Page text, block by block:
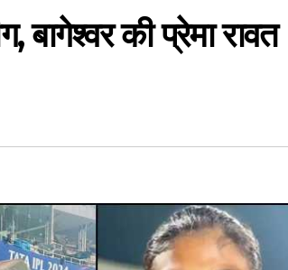
बागेश्वर की प्रेमा रावत